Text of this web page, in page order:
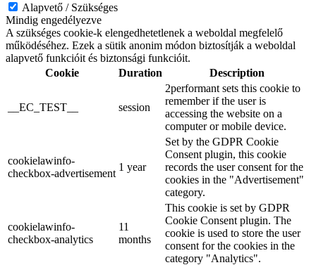
Alapvető / Szükséges
Mindig engedélyezve
A szükséges cookie-k elengedhetetlenek a weboldal megfelelő
működéséhez. Ezek a sütik anonim módon biztosítják a weboldal
alapvető funkcióit és biztonsági funkcióit.
Cookie
Duration Description
__EC_TEST__ session
2performant sets this cookie to
remember if the user is
accessing the website on a
computer or mobile device.
cookielawinfo-
checkbox-advertisement
1 year
Set by the GDPR Cookie
Consent plugin, this cookie
records the user consent for the
cookies in the "Advertisement"
category.
cookielawinfo-
checkbox-analytics
11
months
This cookie is set by GDPR
Cookie Consent plugin. The
cookie is used to store the user
consent for the cookies in the
category "Analytics".